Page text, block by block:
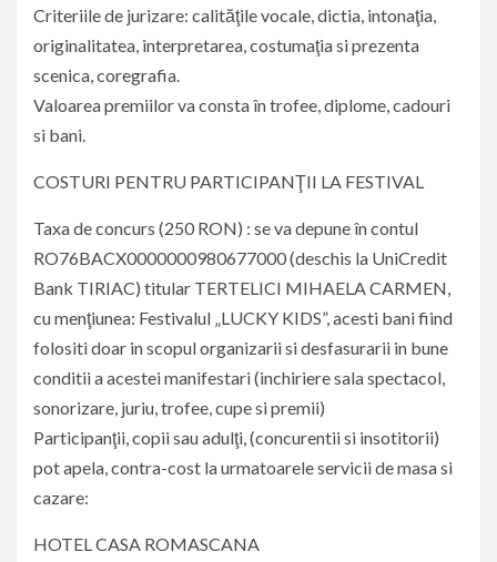
Criteriile de jurizare: calităţile vocale, dictia, intonaţia,
originalitatea, interpretarea, costumaţia si prezenta
scenica, coregrafia.
Valoarea premiilor va consta în trofee, diplome, cadouri
si bani.
COSTURI PENTRU PARTICIPANŢII LA FESTIVAL
Taxa de concurs (250 RON) : se va depune în contul
RO76BACX0000000980677000 (deschis la UniCredit
Bank TIRIAC) titular TERTELICI MIHAELA CARMEN,
cu menţiunea: Festivalul „LUCKY KIDS”, acesti bani fiind
folositi doar in scopul organizarii si desfasurarii in bune
conditii a acestei manifestari (inchiriere sala spectacol,
sonorizare, juriu, trofee, cupe si premii)
Participanţii, copii sau adulţi, (concurentii si insotitorii)
pot apela, contra-cost la urmatoarele servicii de masa si
cazare:
HOTEL CASA ROMASCANA